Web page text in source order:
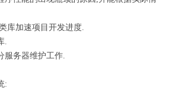
加速项目开发进度.
.
务器维护工作.
: